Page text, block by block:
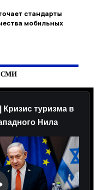
стандарты
мобильных
СМИ